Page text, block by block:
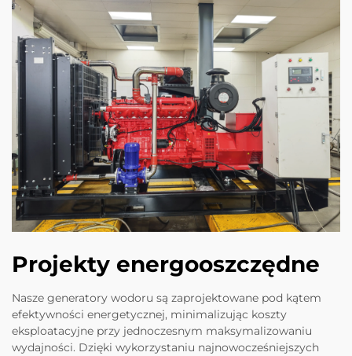
Projekty energooszczędne
Nasze generatory wodoru są zaprojektowane pod kątem
efektywności energetycznej, minimalizując koszty
eksploatacyjne przy jednoczesnym maksymalizowaniu
wydajności. Dzięki wykorzystaniu najnowocześniejszych